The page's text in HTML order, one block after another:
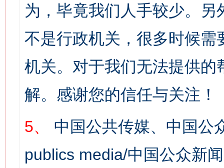
为，毕竟我们人手较少。
不是行政机关，很多时候
机关。对于我们无法提供
解。感谢您的信任与关注！
5、
中国公共传媒、中国公
publics media/中国公众新